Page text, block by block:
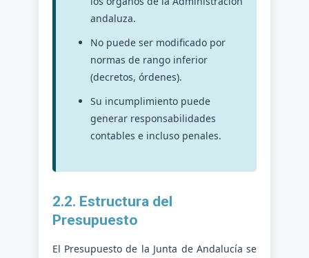
andaluza.
No puede ser modificado por
normas de rango inferior
(decretos, órdenes).
Su incumplimiento puede
generar responsabilidades
contables e incluso penales.
2.2. Estructura del
Presupuesto
El Presupuesto de la Junta de Andalucía se